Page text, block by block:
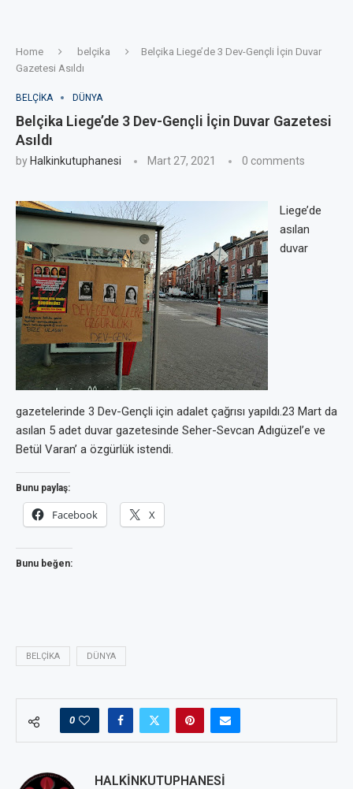
Home belçika
Belçika Liege’de 3 Dev-Gençli İçin Duvar
Gazetesi Asıldı
BELÇIKA DÜNYA
Belçika Liege’de 3 Dev-Gençli İçin Duvar Gazetesi
Asıldı
by Halkinkutuphanesi Mart 27, 2021 0 comments
Liege’de
asılan
duvar
gazetelerinde 3 Dev-Gençli için adalet çağrısı yapıldı.23 Mart da
asılan 5 adet duvar gazetesinde Seher-Sevcan Adıgüzel’e ve
Betül Varan’ a özgürlük istendi.
Bunu paylaş:
Facebook X
Bunu beğen:
BELÇIKA DÜNYA
0
HALKINKUTUPHANESI